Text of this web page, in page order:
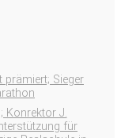
prämiert; Sieger
Konrektor J.
für